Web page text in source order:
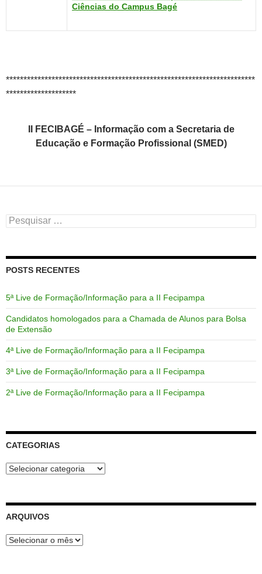
Ciências do Campus Bagé
***********************************************************************
********************
II FECIBAGÉ – Informação com a Secretaria de
Educação e Formação Profissional (SMED)
Pesquisar
por:
POSTS RECENTES
5ª Live de Formação/Informação para a II Fecipampa
Candidatos homologados para a Chamada de Alunos para Bolsa
de Extensão
4ª Live de Formação/Informação para a II Fecipampa
3ª Live de Formação/Informação para a II Fecipampa
2ª Live de Formação/Informação para a II Fecipampa
CATEGORIAS
Categorias
ARQUIVOS
Arquivos